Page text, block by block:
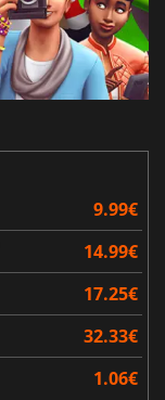
9.99€
14.99€
17.25€
32.33€
1.06€